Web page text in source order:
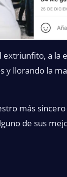
a la
llorando la
más
de sus